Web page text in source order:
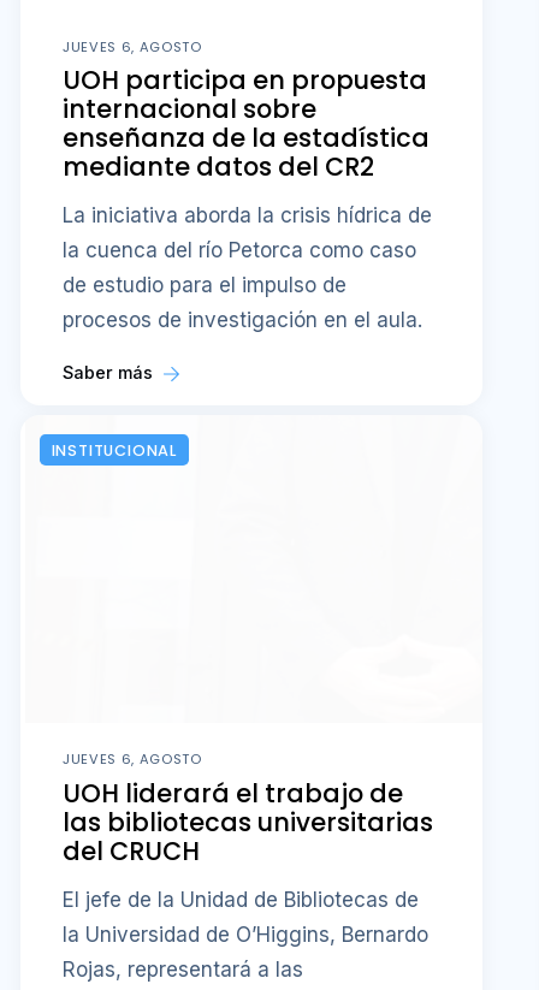
JUEVES 6, AGOSTO
UOH participa en propuesta
internacional sobre
enseñanza de la estadística
mediante datos del CR2
La iniciativa aborda la crisis hídrica de
la cuenca del río Petorca como caso
de estudio para el impulso de
procesos de investigación en el aula.
Saber más
INSTITUCIONAL
JUEVES 6, AGOSTO
UOH liderará el trabajo de
las bibliotecas universitarias
del CRUCH
El jefe de la Unidad de Bibliotecas de
la Universidad de O’Higgins, Bernardo
Rojas, representará a las